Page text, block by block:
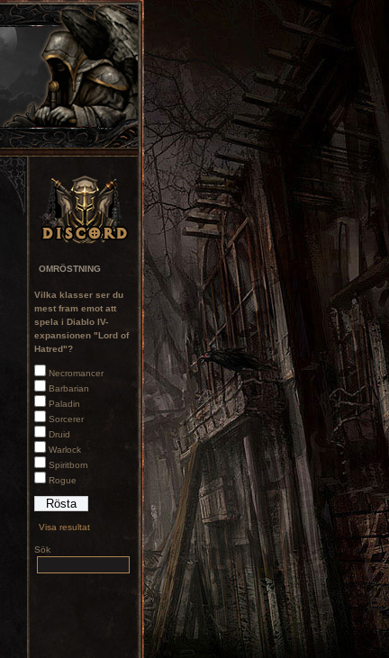
OMRÖSTNING
Vilka klasser ser du
mest fram emot att
spela i Diablo IV-
expansionen "Lord of
Hatred"?
Necromancer
Barbarian
Paladin
Sorcerer
Druid
Warlock
Spiritborn
Rogue
Visa resultat
Sök